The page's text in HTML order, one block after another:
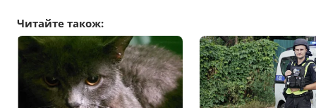
Читайте також: